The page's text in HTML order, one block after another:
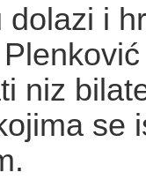
dolazi i
niz
se